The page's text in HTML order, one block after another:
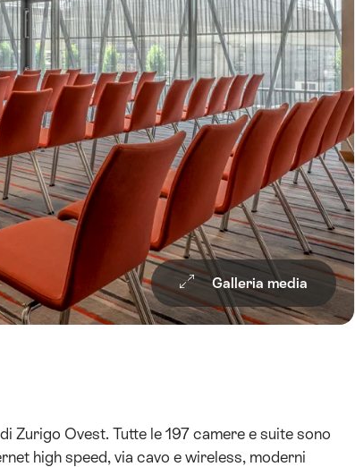
Galleria media
Wishlist
Zurigo Ovest. Tutte le 197 camere e suite sono
high speed, via cavo e wireless, moderni